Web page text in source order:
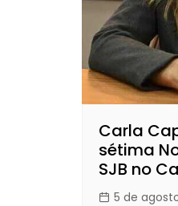
Carla
sétima
SJB no
5 de